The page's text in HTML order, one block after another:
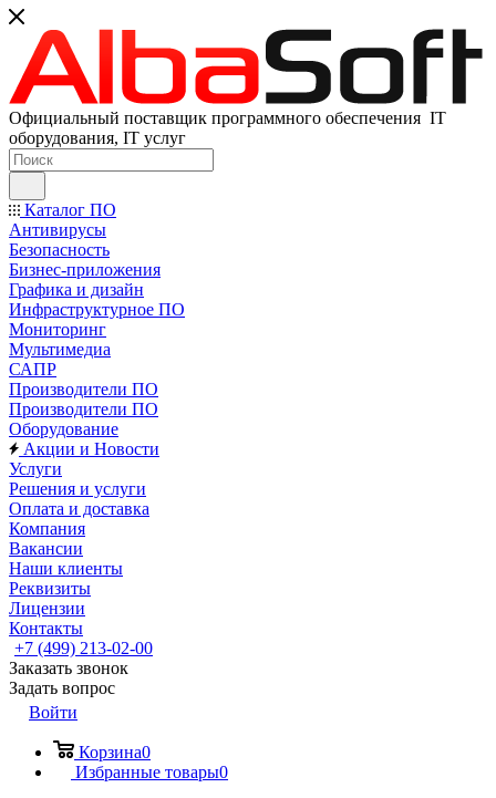
Официальный поставщик программного обеспечения IT
оборудования, IT услуг
Каталог ПО
Антивирусы
Безопасность
Бизнес-приложения
Графика и дизайн
Инфраструктурное ПО
Мониторинг
Мультимедиа
САПР
Производители ПО
Производители ПО
Оборудование
Акции и Новости
Услуги
Решения и услуги
Оплата и доставка
Компания
Вакансии
Наши клиенты
Реквизиты
Лицензии
Контакты
+7 (499) 213-02-00
Заказать звонок
Задать вопрос
Войти
Корзина0
Избранные товары0